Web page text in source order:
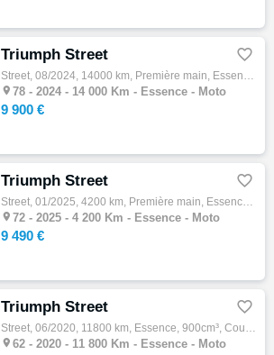
Triumph Street 
Street, 08/2024, 14000 km, Première main, Essence, 765cm³, Couleur rouge, 9900 € Equipements : ABS,Anti-démarrage,Anti-patinage,Freinage co…
 78 - 2024 - 14 000 Km - Essence - Moto
9 900 €
Triumph Street 
Street, 01/2025, 4200 km, Première main, Essence, 765cm³, Couleur orange, 9490 € Equipements : TRIUMPH STREET TRIPLE 765 R A2 TRES BON ETAT…
 72 - 2025 - 4 200 Km - Essence - Moto
9 490 €
Triumph Street 
Street, 06/2020, 11800 km, Essence, 900cm³, Couleur noir, 6990 € Equipements : Assurance sur place,Démarches administratives sur place,Grav…
 62 - 2020 - 11 800 Km - Essence - Moto